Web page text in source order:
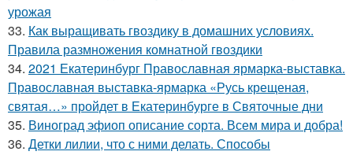
урожая
33. Как выращивать гвоздику в домашних условиях.
Правила размножения комнатной гвоздики
34. 2021 Екатеринбург Православная ярмарка-выставка.
Православная выставка-ярмарка «Русь крещеная,
святая…» пройдет в Екатеринбурге в Святочные дни
35. Виноград эфиоп описание сорта. Всем мира и добра!
36. Детки лилии, что с ними делать. Способы